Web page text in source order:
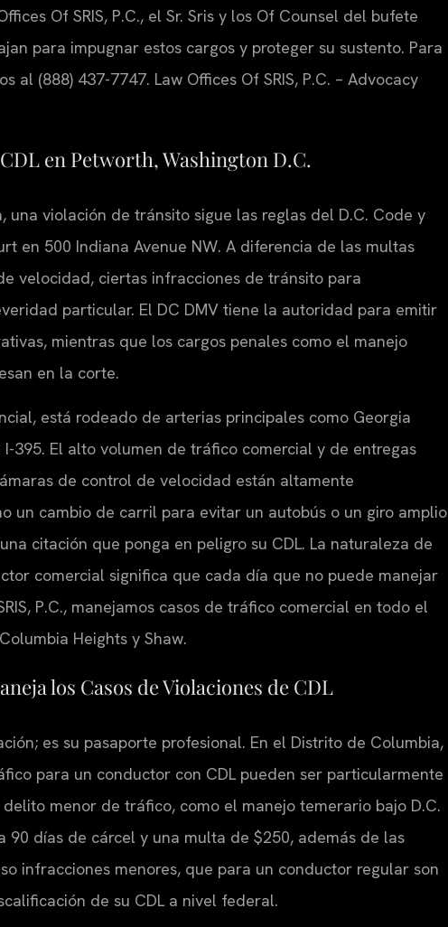
Of SRIS, P.C., el Sr. Sris y los Of Counsel del bufete
para impugnar estos cargos y proteger su sustento. Para
al (888) 437-7747. Law Offices Of SRIS, P.C. – Advocacy
en Petworth, Washington D.C.
una violación de tránsito sigue las reglas del D.C. Code y
en 500 Indiana Avenue NW. A diferencia de las multas
velocidad, ciertas infracciones de tránsito para
particular. El DC DMV tiene la autoridad para emitir
mientras que los cargos penales como el manejo
en la corte.
está rodeado de arterias principales como Georgia
395. El alto volumen de tráfico comercial y de entregas
de control de velocidad están altamente
un cambio de carril para evitar un autobús o un giro amplio
citación que ponga en peligro su CDL. La naturaleza de
comercial significa que cada día que no puede manejar
P.C., manejamos casos de tráfico comercial en todo el
Heights y Shaw.
los Casos de Violaciones de CDL
es su pasaporte profesional. En el Distrito de Columbia,
para un conductor con CDL pueden ser particularmente
menor de tráfico, como el manejo temerario bajo D.C.
90 días de cárcel y una multa de $250, además de las
infracciones menores, que para un conductor regular son
de su CDL a nivel federal.